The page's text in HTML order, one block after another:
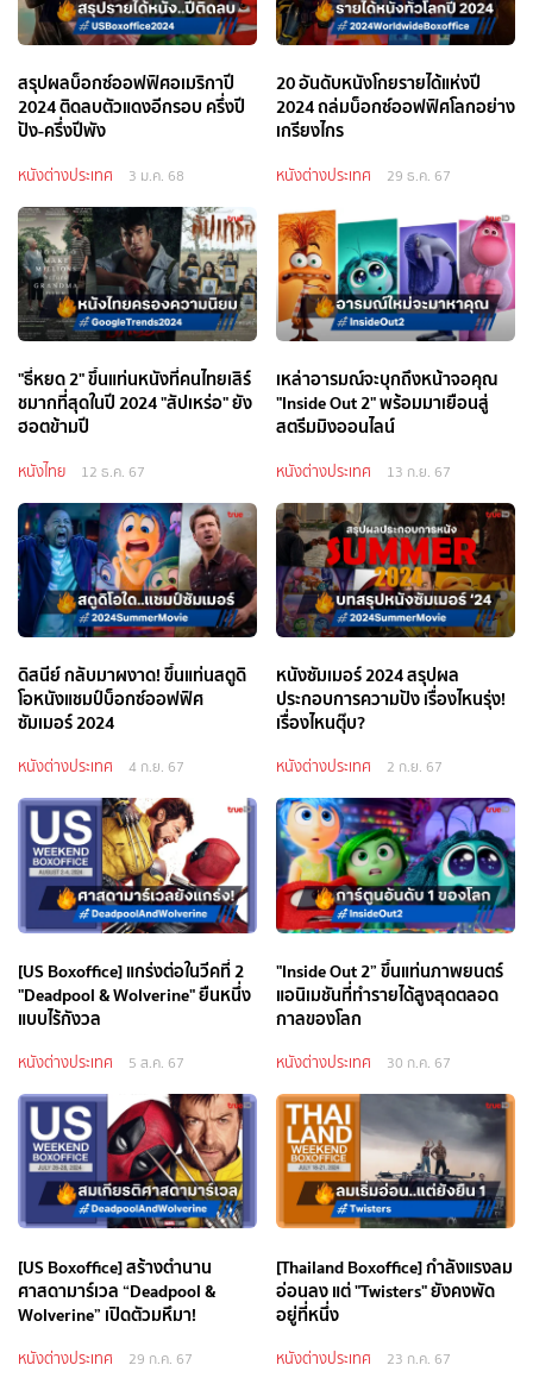
สรุปผลบ็อกซ์ออฟฟิศอเมริกาปี
2024 ติดลบตัวแดงอีกรอบ ครึ่งปี
ปัง-ครึ่งปีพัง
หนังต่างประเทศ 3 ม.ค. 68
20 อันดับหนังโกยรายได้แห่งปี
2024 ถล่มบ็อกซ์ออฟฟิศโลกอย่าง
เกรียงไกร
หนังต่างประเทศ 29 ธ.ค. 67
"ธี่หยด 2" ขึ้นแท่นหนังที่คนไทยเสิร์
ชมากที่สุดในปี 2024 "สัปเหร่อ" ยัง
ฮอตข้ามปี
หนังไทย 12 ธ.ค. 67
เหล่าอารมณ์จะบุกถึงหน้าจอคุณ
"Inside Out 2" พร้อมมาเยือนสู่
สตรีมมิงออนไลน์
หนังต่างประเทศ 13 ก.ย. 67
ดิสนีย์ กลับมาผงาด! ขึ้นแท่นสตูดิ
โอหนังแชมป์บ็อกซ์ออฟฟิศ
ซัมเมอร์ 2024
หนังต่างประเทศ 4 ก.ย. 67
หนังซัมเมอร์ 2024 สรุปผล
ประกอบการความปัง เรื่องไหนรุ่ง!
เรื่องไหนตุ๊บ?
หนังต่างประเทศ 2 ก.ย. 67
[US Boxoffice] แกร่งต่อในวีคที่ 2
"Deadpool & Wolverine" ยืนหนึ่ง
แบบไร้กังวล
หนังต่างประเทศ 5 ส.ค. 67
"Inside Out 2” ขึ้นแท่นภาพยนตร์
แอนิเมชันที่ทำรายได้สูงสุดตลอด
กาลของโลก
หนังต่างประเทศ 30 ก.ค. 67
[US Boxoffice] สร้างตำนาน
ศาสดามาร์เวล “Deadpool &
Wolverine” เปิดตัวมหึมา!
หนังต่างประเทศ 29 ก.ค. 67
[Thailand Boxoffice] กำลังแรงลม
อ่อนลง แต่ "Twisters" ยังคงพัด
อยู่ที่หนึ่ง
หนังต่างประเทศ 23 ก.ค. 67